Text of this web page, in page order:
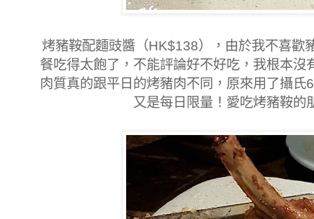
烤豬鞍配麵豉醬（HK$138），由於我不喜歡
餐吃得太飽了，不能評論好不好吃，我根本沒
肉質真的跟平日的烤豬肉不同，原來用了攝氏
又是每日限量！愛吃烤豬鞍的